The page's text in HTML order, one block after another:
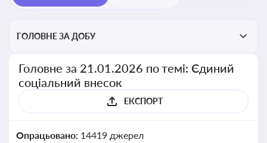
ГОЛОВНЕ ЗА ДОБУ
Головне за 21.01.2026 по темі: Єдиний
соціальний внесок
ЕКСПОРТ
Опрацьовано: 14419 джерел